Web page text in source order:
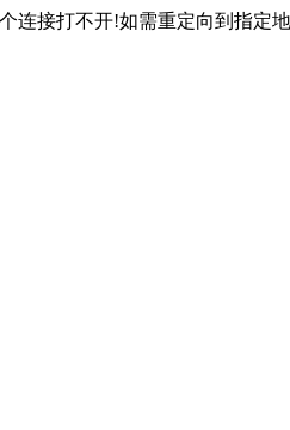
连接打不开!如需重定向到指定